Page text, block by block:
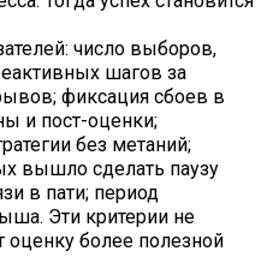
число выборов,
шагов за
фиксация сбоев в
и пост-оценки;
без метаний;
вышло сделать паузу
в пати; период
Эти критерии не
оценку более полезной